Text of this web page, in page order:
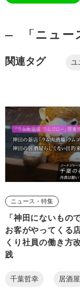
「ニュ
関連タグ ユ
ニュース・特集
「神田にないもの
お客がやってくる
くり社員の働き方
践
千葉哲幸 居酒屋